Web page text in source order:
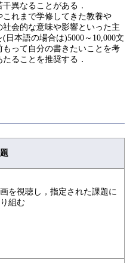
異なることがある．
れまで学修してきた教養や
会的な意味や影響といった主
本語の場合は)5000～10,000文
って自分の書きたいことを考
ることを推奨する．
を視聴し，指定された課題に
組む